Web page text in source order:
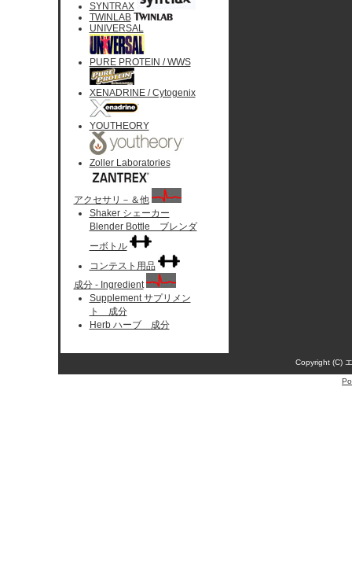
SYNTRAX
TWINLAB
UNIVERSAL
PURE PROTEIN / WWS
XENADRINE / Cytogenix
YOUTHEORY
Zoller Laboratories
アクセサリ－＆他
Shaker シェーカー
Blender Bottle ブレンダ
ーボトル
コンテスト用品
成分 - Ingredient
Supplement サプリメン
ト 成分
Herb ハーブ 成分
Copyright (C)